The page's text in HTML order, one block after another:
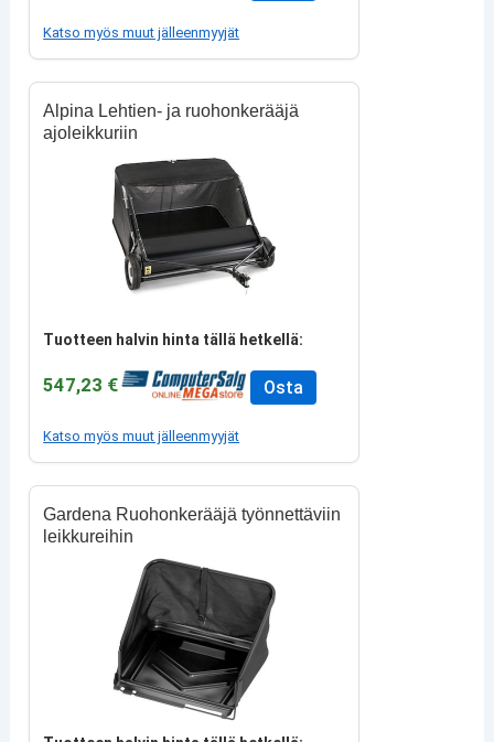
Katso myös muut jälleenmyyjät
Alpina Lehtien- ja ruohonkerääjä
ajoleikkuriin
Tuotteen halvin hinta tällä hetkellä:
547,23 € Osta
Katso myös muut jälleenmyyjät
Gardena Ruohonkerääjä työnnettäviin
leikkureihin